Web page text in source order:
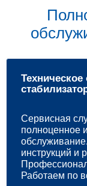
Сервисная
полноценное
инструкций и
Работаем по